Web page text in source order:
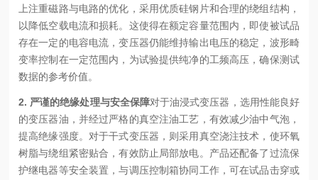
上注重磁路与电路的优化，采用优质硅钢片和合理的绕组结构，
以降低空载电流和损耗。这使得在额定容量范围内，即使被试品
存在一定的电容电流，变压器仍能维持输出电压的稳定，波形畸
变率控制在一定范围内，为试验提供纯净的工频高压，确保测试
数据的参考价值。
2. 严谨的绝缘处理与安全保障对于油浸式变压器，选用性能良好
的变压器油，并经过严格的真空注油工艺，有效减少油中气泡，
提高绝缘强度。对于干式变压器，则采用真空浇注技术，使环氧
树脂与绕组紧密贴合，有效防止局部放电。产品还配备了过流保
护继电器等安全装置，与调压控制箱协同工作，可在试品击穿或